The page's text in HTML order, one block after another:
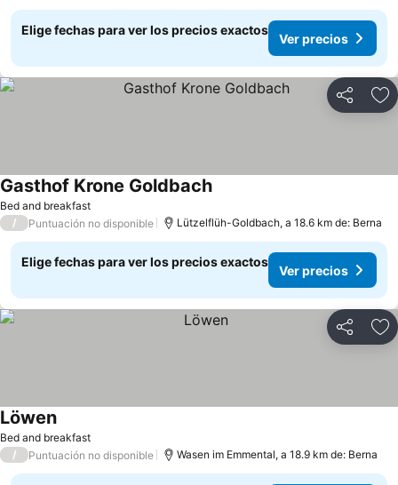
Elige fechas para ver los precios exactos
Ver precios
Compartir
Bed and breakfast
Gasthof Krone Goldbach
/ Puntuación no disponible Lützelflüh-Goldbach, a 18.6 km de: Berna
Elige fechas para ver los precios exactos
Ver precios
Compartir
Bed and breakfast
Löwen
/ Puntuación no disponible Wasen im Emmental, a 18.9 km de: Berna